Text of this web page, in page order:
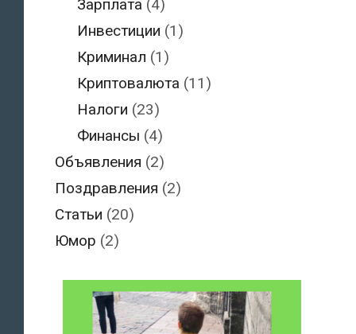
Зарплата (4)
Инвестиции (1)
Криминал (1)
Криптовалюта (11)
Налоги (23)
Финансы (4)
Объявления (2)
Поздравления (2)
Статьи (20)
Юмор (2)